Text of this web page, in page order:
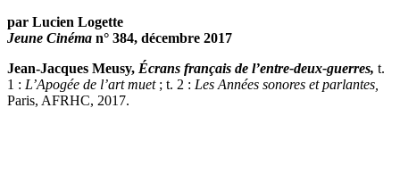
par Lucien Logette
Jeune Cinéma n° 384, décembre 2017
Jean-Jacques Meusy, Écrans français de l’entre-deux-guerres, t.
1 : L’Apogée de l’art muet; t. 2 : Les Années sonores et parlantes,
Paris, AFRHC, 2017.